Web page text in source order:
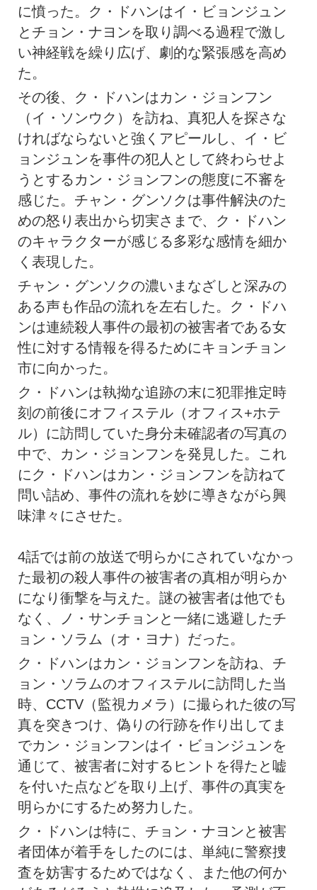
に憤った。ク・ドハンはイ・ビョンジュン
とチョン・ナヨンを取り調べる過程で激し
い神経戦を繰り広げ、劇的な緊張感を高め
た。
その後、ク・ドハンはカン・ジョンフン
（イ・ソンウク）を訪ね、真犯人を探さな
ければならないと強くアピールし、イ・ビ
ョンジュンを事件の犯人として終わらせよ
うとするカン・ジョンフンの態度に不審を
感じた。チャン・グンソクは事件解決のた
めの怒り表出から切実さまで、ク・ドハン
のキャラクターが感じる多彩な感情を細か
く表現した。
チャン・グンソクの濃いまなざしと深みの
ある声も作品の流れを左右した。ク・ドハ
ンは連続殺人事件の最初の被害者である女
性に対する情報を得るためにキョンチョン
市に向かった。
ク・ドハンは執拗な追跡の末に犯罪推定時
刻の前後にオフィステル（オフィス+ホテ
ル）に訪問していた身分未確認者の写真の
中で、カン・ジョンフンを発見した。これ
にク・ドハンはカン・ジョンフンを訪ねて
問い詰め、事件の流れを妙に導きながら興
味津々にさせた。
4話では前の放送で明らかにされていなかっ
た最初の殺人事件の被害者の真相が明らか
になり衝撃を与えた。謎の被害者は他でも
なく、ノ・サンチョンと一緒に逃避したチ
ョン・ソラム（オ・ヨナ）だった。
ク・ドハンはカン・ジョンフンを訪ね、チ
ョン・ソラムのオフィステルに訪問した当
時、CCTV（監視カメラ）に撮られた彼の写
真を突きつけ、偽りの行跡を作り出してま
でカン・ジョンフンはイ・ビョンジュンを
通じて、被害者に対するヒントを得たと嘘
を付いた点などを取り上げ、事件の真実を
明らかにするため努力した。
ク・ドハンは特に、チョン・ナヨンと被害
者団体が着手をしたのには、単純に警察捜
査を妨害するためではなく、また他の何か